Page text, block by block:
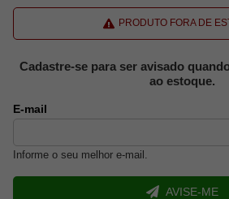
PRODUTO FORA DE
Cadastre-se para ser avisado
ao estoque.
E-mail
Informe o seu melhor e-mail.
AVISE-ME